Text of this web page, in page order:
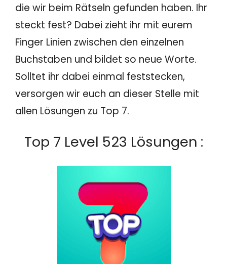
die wir beim Rätseln gefunden haben. Ihr
steckt fest? Dabei zieht ihr mit eurem
Finger Linien zwischen den einzelnen
Buchstaben und bildet so neue Worte.
Solltet ihr dabei einmal feststecken,
versorgen wir euch an dieser Stelle mit
allen Lösungen zu Top 7.
Top 7 Level 523 Lösungen :